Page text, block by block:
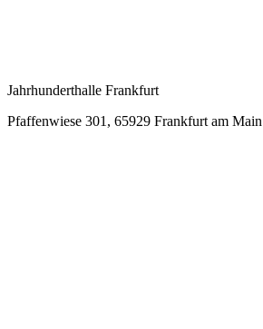
Jahrhunderthalle Frankfurt
Pfaffenwiese 301, 65929 Frankfurt am Main